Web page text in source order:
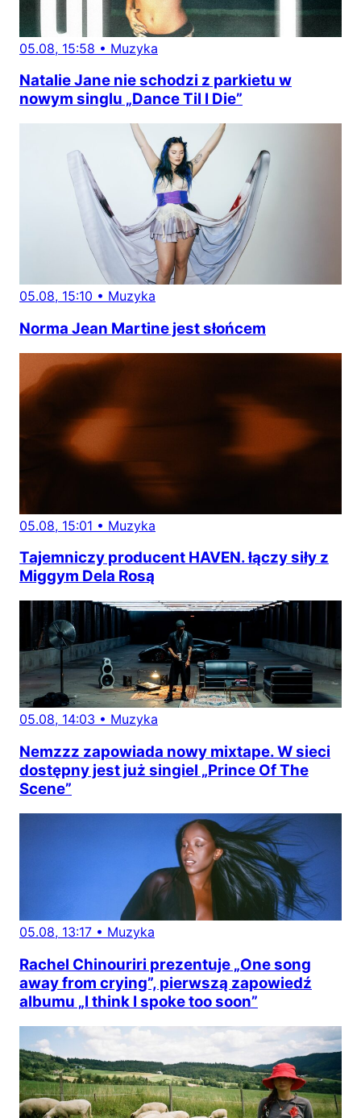
05.08, 15:58 • Muzyka
Natalie Jane nie schodzi z parkietu w
nowym singlu „Dance Til I Die”
05.08, 15:10 • Muzyka
Norma Jean Martine jest słońcem
05.08, 15:01 • Muzyka
Tajemniczy producent HAVEN. łączy siły z
Miggym Dela Rosą
05.08, 14:03 • Muzyka
Nemzzz zapowiada nowy mixtape. W sieci
dostępny jest już singiel „Prince Of The
Scene”
05.08, 13:17 • Muzyka
Rachel Chinouriri prezentuje „One song
away from crying”, pierwszą zapowiedź
albumu „I think I spoke too soon”